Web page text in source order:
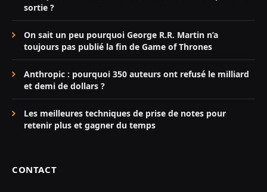
sortie ?
On sait un peu pourquoi George R.R. Martin n’a
toujours pas publié la fin de Game of Thrones
Anthropic : pourquoi 350 auteurs ont refusé le milliard
et demi de dollars ?
Les meilleures techniques de prise de notes pour
retenir plus et gagner du temps
CONTACT